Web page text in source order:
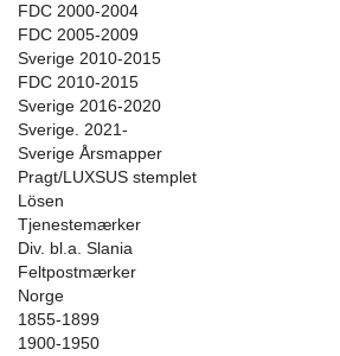
FDC 2000-2004
FDC 2005-2009
Sverige 2010-2015
FDC 2010-2015
Sverige 2016-2020
Sverige. 2021-
Sverige Årsmapper
Pragt/LUXSUS stemplet
Lösen
Tjenestemærker
Div. bl.a. Slania
Feltpostmærker
Norge
1855-1899
1900-1950